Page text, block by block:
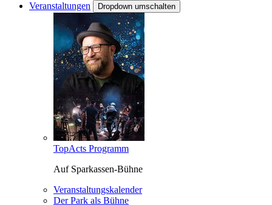
Veranstaltungen
Dropdown umschalten
TopActs Programm
Auf Sparkassen-Bühne
Veranstaltungskalender
Der Park als Bühne